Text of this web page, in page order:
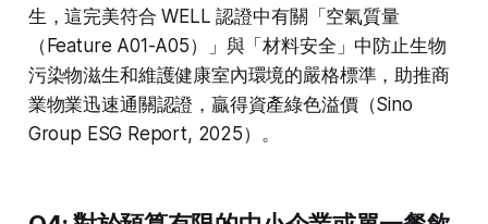
生，這完美符合 WELL 認證中有關「空氣質量
（Feature A01-A05）」與「材料安全」中防止生物
污染物滋生和維護健康室內環境的嚴格標準，助推商
業物業迅速通關認證，贏得資產綠色溢價（Sino
Group ESG Report, 2025）。